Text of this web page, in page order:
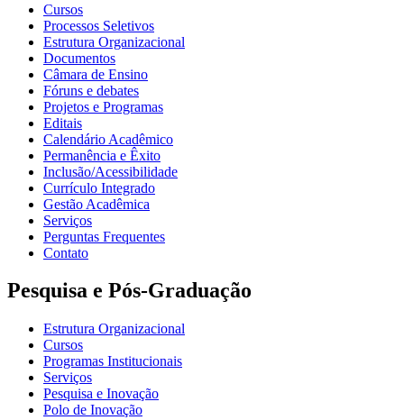
Cursos
Processos Seletivos
Estrutura Organizacional
Documentos
Câmara de Ensino
Fóruns e debates
Projetos e Programas
Editais
Calendário Acadêmico
Permanência e Êxito
Inclusão/Acessibilidade
Currículo Integrado
Gestão Acadêmica
Serviços
Perguntas Frequentes
Contato
Pesquisa e Pós-Graduação
Estrutura Organizacional
Cursos
Programas Institucionais
Serviços
Pesquisa e Inovação
Polo de Inovação